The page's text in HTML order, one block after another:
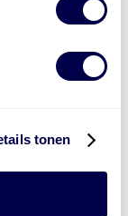
tonen